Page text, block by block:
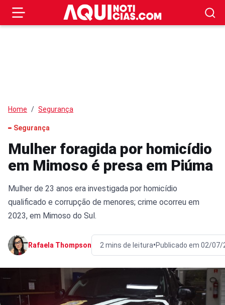
Home Segurança
Segurança
Mulher foragida por homicídio
em Mimoso é presa em Piúma
Mulher de 23 anos era investigada por homicídio
qualificado e corrupção de menores; crime ocorreu em
2023, em Mimoso do Sul.
Rafaela Thompson 2 mins de leitura•Publicado em 02/07/